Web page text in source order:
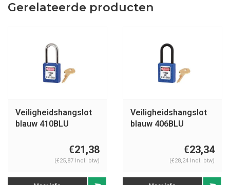
Gerelateerde producten
Veiligheidshangslot
blauw 410BLU
€21,38
(€25,87 Incl. btw)
Veiligheidshangslot
blauw 406BLU
€23,34
(€28,24 Incl. btw)